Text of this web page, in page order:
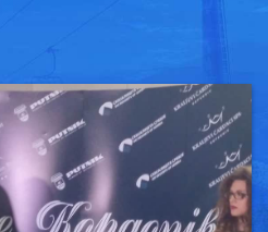
Ski renta
Vesti
Oglasi